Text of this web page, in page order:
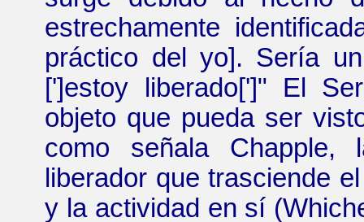
estrechamente
práctico del yo]. Sería
[']estoy liberado[']" El
objeto que pueda ser
como señala Chapple,
liberador que trasciende
y la actividad en sí